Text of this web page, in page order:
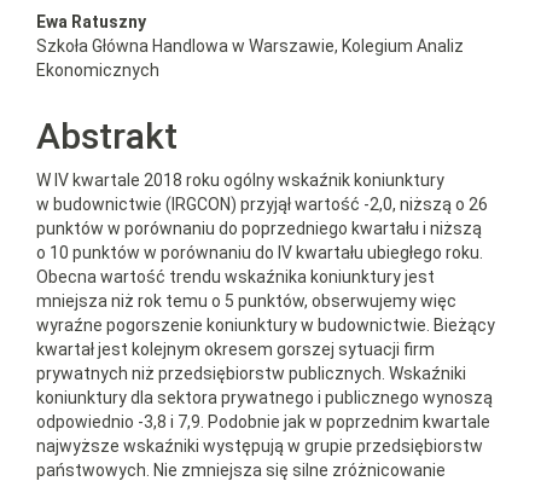
Ewa Ratuszny
Szkoła Główna Handlowa w Warszawie, Kolegium Analiz
Ekonomicznych
Abstrakt
W IV kwartale 2018 roku ogólny wskaźnik koniunktury
w budownictwie (IRGCON) przyjął wartość -2,0, niższą o 26
punktów w porównaniu do poprzedniego kwartału i niższą
o 10 punktów w porównaniu do IV kwartału ubiegłego roku.
Obecna wartość trendu wskaźnika koniunktury jest
mniejsza niż rok temu o 5 punktów, obserwujemy więc
wyraźne pogorszenie koniunktury w budownictwie. Bieżący
kwartał jest kolejnym okresem gorszej sytuacji firm
prywatnych niż przedsiębiorstw publicznych. Wskaźniki
koniunktury dla sektora prywatnego i publicznego wynoszą
odpowiednio -3,8 i 7,9. Podobnie jak w poprzednim kwartale
najwyższe wskaźniki występują w grupie przedsiębiorstw
państwowych. Nie zmniejsza się silne zróżnicowanie